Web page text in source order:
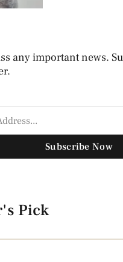
any important news.
Subscribe Now
Pick